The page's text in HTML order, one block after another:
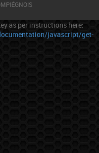
as per instructions here:
javascript/get-